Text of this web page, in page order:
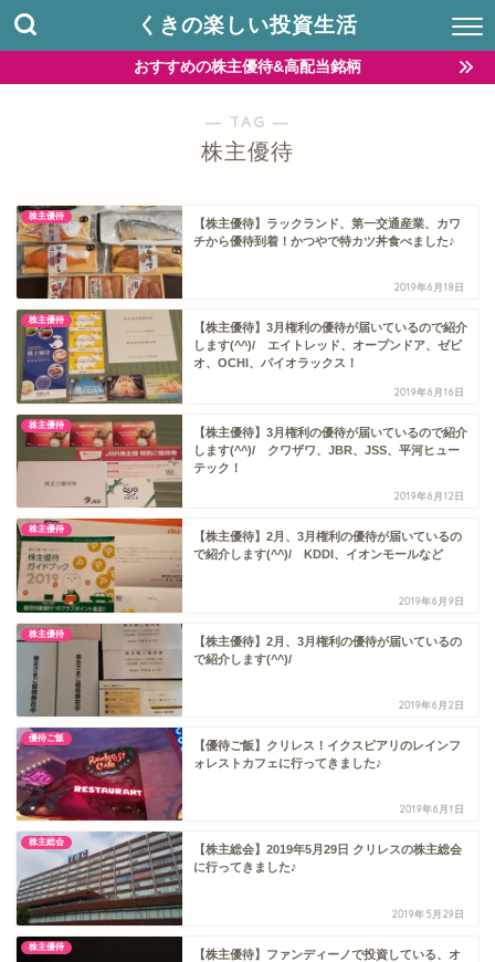
くきの楽しい投資生活
おすすめの株主優待&高配当銘柄
― TAG ―
株主優待
株主優待
【株主優待】ラックランド、第一交通産業、カワ
チから優待到着！かつやで特カツ丼食べました♪
2019年6月18日
株主優待
【株主優待】3月権利の優待が届いているので紹介
します(^^)/ エイトレッド、オープンドア、ゼビ
オ、OCHI、パイオラックス！
2019年6月16日
株主優待
【株主優待】3月権利の優待が届いているので紹介
します(^^)/ クワザワ、JBR、JSS、平河ヒュー
テック！
2019年6月12日
株主優待
【株主優待】2月、3月権利の優待が届いているの
で紹介します(^^)/ KDDI、イオンモールなど
2019年6月9日
株主優待
【株主優待】2月、3月権利の優待が届いているの
で紹介します(^^)/
2019年6月2日
優待ご飯
【優待ご飯】クリレス！イクスピアリのレインフ
ォレストカフェに行ってきました♪
2019年6月1日
株主総会
【株主総会】2019年5月29日 クリレスの株主総会
に行ってきました♪
2019年5月29日
株主優待
【株主優待】ファンディーノで投資している、オ